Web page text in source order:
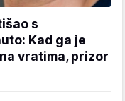
s
Kad ga je
vratima, prizor